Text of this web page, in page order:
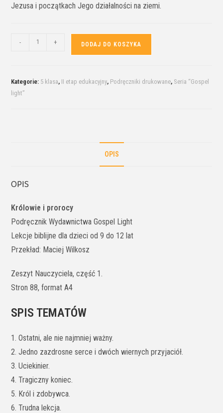
Jezusa i początkach Jego działalności na ziemi.
- + DODAJ DO KOSZYKA
Kategorie: 5 klasa, II etap edukacyjny, Podręczniki drukowane, Seria “Gospel
light”
OPIS
OPIS
Królowie i prorocy
Podręcznik Wydawnictwa Gospel Light
Lekcje biblijne dla dzieci od 9 do 12 lat
Przekład: Maciej Wilkosz
Zeszyt Nauczyciela, część 1.
Stron 88, format A4
SPIS TEMATÓW
1. Ostatni, ale nie najmniej ważny.
2. Jedno zazdrosne serce i dwóch wiernych przyjaciół.
3. Uciekinier.
4. Tragiczny koniec.
5. Król i zdobywca.
6. Trudna lekcja.